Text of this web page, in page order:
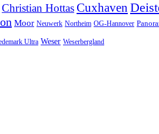
Christian HottasCuxhaven
Moor Neuwerk Northeim OG-Hannover
Ultra Weser Weserbergland